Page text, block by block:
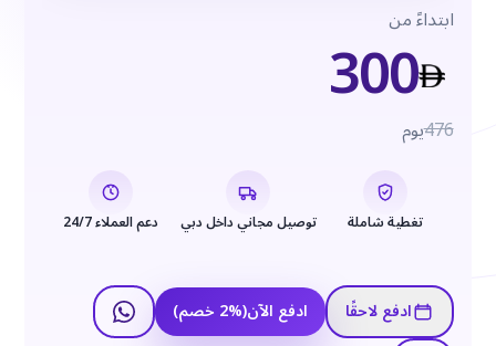
ابتداءً من300476يوم
تغطية شاملة توصيل مجاني داخل دبي دعم العملاء 24/7
ادفع لاحقًا ادفع الآن(
2% خصم)